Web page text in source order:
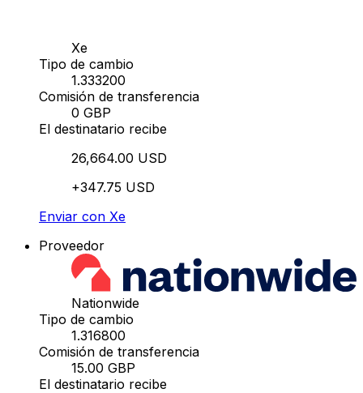
Xe
Tipo de cambio
1.333200
Comisión de transferencia
0 GBP
El destinatario recibe
26,664.00 USD
+347.75 USD
Enviar con Xe
Proveedor
Nationwide
Tipo de cambio
1.316800
Comisión de transferencia
15.00 GBP
El destinatario recibe